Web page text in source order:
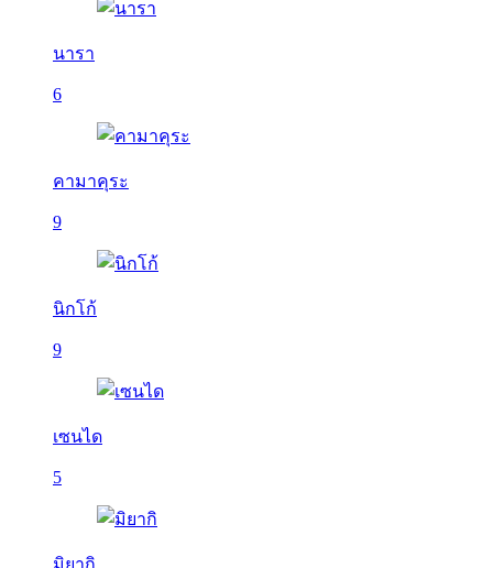
นารา
6
คามาคุระ
9
นิกโก้
9
เซนได
5
มิยากิ